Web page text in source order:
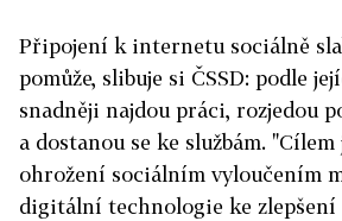
Připojení k internetu sociálně
pomůže, slibuje si ČSSD: podle
snadněji najdou práci, rozjedou
a dostanou se ke službám. "Cílem
ohrožení sociálním vyloučením
digitální technologie ke zlepšení